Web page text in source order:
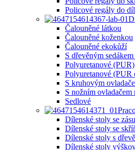
Policové regály do
Čalouněné látkou
Čalouněné koženkou
Čalouněné ekokůží
S dřevěným
Polyuretanové (PUR)
Polyuretanové (PUR
S kruhovým
S nožním ovladačem
Sedlové
Dílenské stoly se
Dílenské stoly se
Dílenské stoly s
Dílenské stoly